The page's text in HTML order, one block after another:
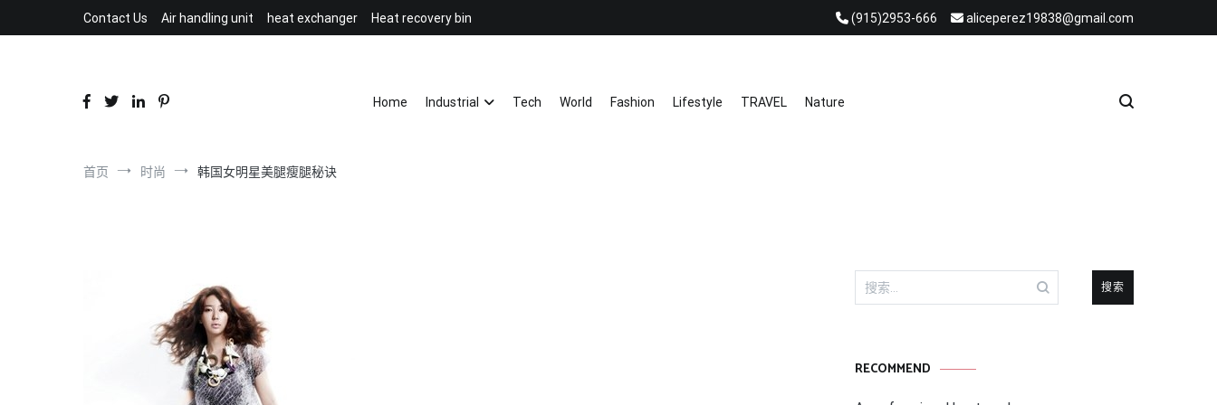
到
Contact Us Air handling unit heat exchanger Heat recovery bin (915)2953-666 aliceperez19838@gmail.com
Home
Industrial Tech World Fashion Lifestyle TRAVEL Nature
首页 时尚 韩国女明星美腿瘦腿秘诀
搜
索：
RECOMMEND